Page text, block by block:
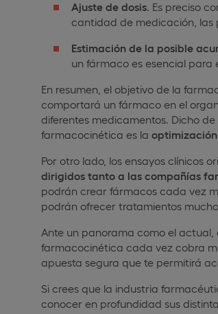
Ajuste de dosis . Es preciso
cantidad de medicación, las
Estimación de la posible
un fármaco es esencial para
En resumen, el objetivo de la
comportará un fármaco en el
diferentes medicamentos. Dicho
farmacocinética es la
Por otro lado, los ensayos clínicos
dirigidos tanto a las compañías
podrán crear fármacos cada vez
podrán ofrecer tratamientos
Ante un panorama como el actual,
farmacocinética cada vez cobra
apuesta segura que te permitirá
Si crees que la industria
conocer en profundidad sus